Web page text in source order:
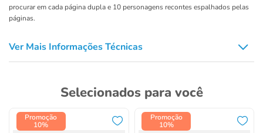
procurar em cada página dupla e 10 personagens recontes espalhados pelas
páginas.
Ver Mais Informações Técnicas
Selecionados para você
Promoção
10%
Promoção
10%